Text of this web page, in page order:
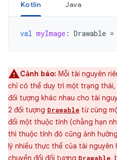
Kotlin Java
val myImage : Drawable =
Cảnh báo: Mỗi tài nguyên
chỉ có thể duy trì một trạng
đối tượng khác nhau cho tài
2 đối tượng Drawable từ cùng
đổi một thuộc tính (chẳng hạn
thì thuộc tính đó cũng ảnh
lý nhiều thực thể của tài nguyên
chuyển đổi đối tượng Drawable,